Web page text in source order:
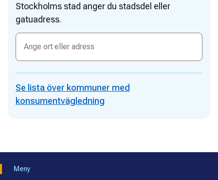
Stockholms stad anger du stadsdel eller
gatuadress.
Ange
eller
adress
Se lista över kommuner med
konsumentvägledning
Meny